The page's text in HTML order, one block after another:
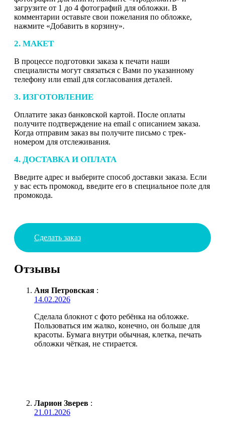
загрузите от 1 до 4 фотографий для обложки. В
комментарии оставьте свои пожелания по обложке,
нажмите «Добавить в корзину».
2. МАКЕТ
В процессе подготовки заказа к печати наши
специалисты могут связаться с Вами по указанному
телефону или email для согласования деталей.
3. ИЗГОТОВЛЕНИЕ
Оплатите заказ банковской картой. После оплаты
получите подтверждение на email с описанием заказа.
Когда отправим заказ вы получите письмо с трек-
номером для отслеживания.
4. ДОСТАВКА И ОПЛАТА
Введите адрес и выберите способ доставки заказа. Если
у вас есть промокод, введите его в специальное поле для
промокода.
Сделать заказ
Отзывы
Аня Петровская :
14.02.2026
Сделала блокнот с фото ребёнка на обложке.
Пользоваться им жалко, конечно, он больше для
красоты. Бумага внутри обычная, клетка, печать
обложки чёткая, не стирается.
Ларион Зверев :
21.01.2026